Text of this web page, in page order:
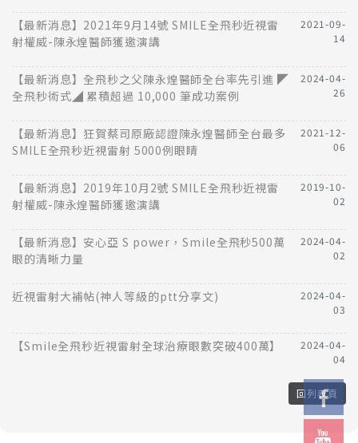
【最新消息】2021年9月14號 SMILE全飛秒近視雷
射權威-陳永煌醫師獲邀演講
2021-09-
14
【最新消息】全飛秒之父陳永煌醫師全台率先引進 ◤
全飛秒術式◢ 累積超過 10,000 筆成功案例
2024-04-
26
【最新消息】狂賀蔡司原廠認證陳永煌醫師全台最多
SMILE全飛秒近視雷射 5000例眼睛
2021-12-
06
【最新消息】2019年10月2號 SMILE全飛秒近視雷
射權威-陳永煌醫師獲邀演講
2019-10-
02
【最新消息】安心亞 S power，Smile全飛秒500萬
眼的清晰力量
2024-04-
02
近視雷射大補帖(神人等級的ptt分享文)
2024-04-
03
【Smile全飛秒近視雷射全球治療眼數突破400萬】
2024-04-
04
回列表頁